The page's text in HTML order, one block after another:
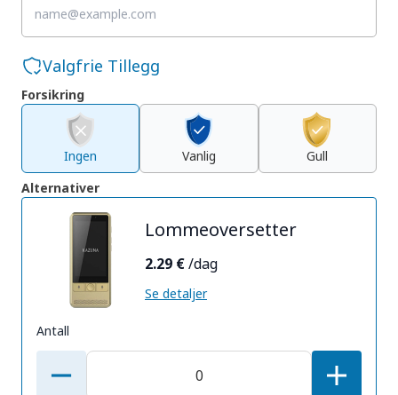
Valgfrie Tillegg
Forsikring
Ingen Vanlig
Gull
Alternativer
Lommeoversetter
2.29 €/dag
Se detaljer
Antall